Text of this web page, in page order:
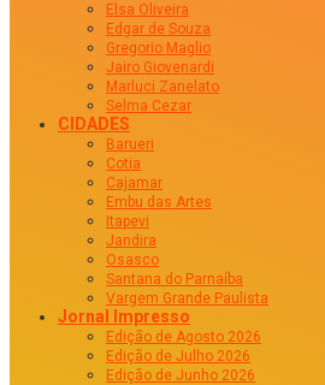
Elsa Oliveira
Edgar de Souza
Gregorio Maglio
Jairo Giovenardi
Marluci Zanelato
Selma Cezar
CIDADES
Barueri
Cotia
Cajamar
Embu das Artes
Itapevi
Jandira
Osasco
Santana do Parnaíba
Vargem Grande Paulista
Jornal Impresso
Edição de Agosto 2026
Edição de Julho 2026
Edição de Junho 2026